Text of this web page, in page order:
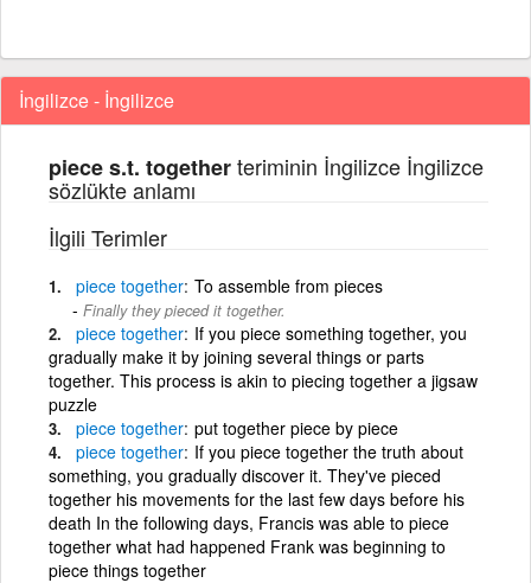
İngilizce - İngilizce
piece s.t. togetherteriminin İngilizce İngilizce
sözlükte anlamı
İlgili Terimler
piece together To assemble from pieces
Finally they pieced it together.
piece together If you piece something together, you
gradually make it by joining several things or parts
together. This process is akin to piecing together a jigsaw
puzzle
piece together put together piece by piece
piece together If you piece together the truth about
something, you gradually discover it. They've pieced
together his movements for the last few days before his
death In the following days, Francis was able to piece
together what had happened Frank was beginning to
piece things together